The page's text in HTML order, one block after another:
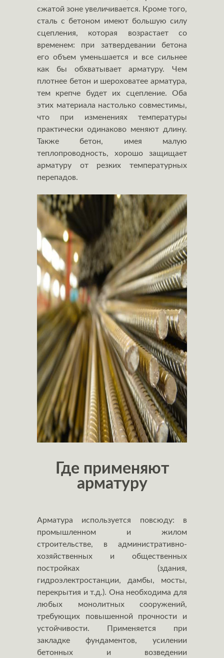
сжатой зоне увеличивается. Кроме того,
сталь с бетоном имеют большую силу
сцепления, которая возрастает со
временем: при затвердевании бетона
его объем уменьшается и все сильнее
как бы обхватывает арматуру. Чем
плотнее бетон и шероховатее арматура,
тем крепче будет их сцепление. Оба
этих материала настолько совместимы,
что при изменениях температуры
практически одинаково меняют длину.
Также бетон, имея малую
теплопроводность, хорошо защищает
арматуру от резких температурных
перепадов.
Где применяют
арматуру
Арматура используется повсюду: в
промышленном и жилом
строительстве, в административно-
хозяйственных и общественных
постройках (здания,
гидроэлектростанции, дамбы, мосты,
перекрытия и т.д.). Она необходима для
любых монолитных сооружений,
требующих повышенной прочности и
устойчивости. Применяется при
закладке фундаментов, усилении
бетонных и возведении